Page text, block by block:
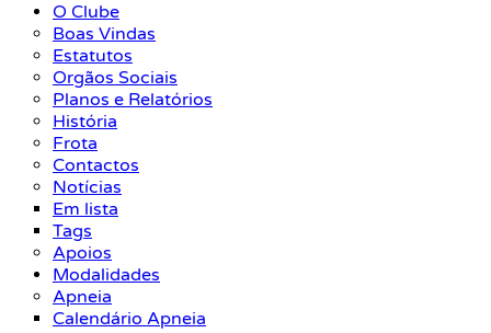
O Clube
Boas Vindas
Estatutos
Orgãos Sociais
Planos e Relatórios
História
Frota
Contactos
Notícias
Em lista
Tags
Apoios
Modalidades
Apneia
Calendário Apneia